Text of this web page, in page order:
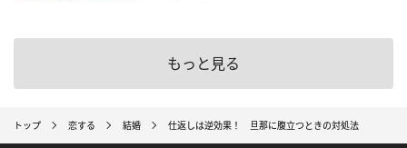
もっと見る
トップ 恋する 結婚 仕返しは逆効果！ 旦那に腹立つときの対処法